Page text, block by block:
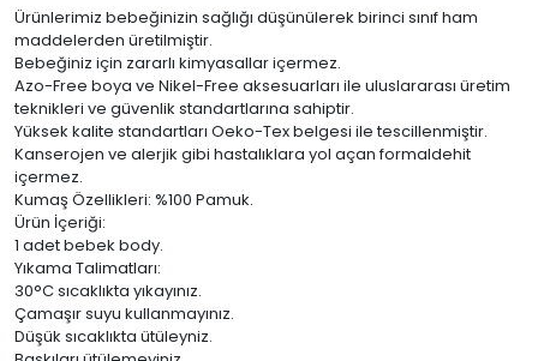
Ürünlerimiz bebeğinizin sağlığı düşünülerek birinci sınıf ham
maddelerden üretilmiştir.
Bebeğiniz için zararlı kimyasallar içermez.
Azo-Free boya ve Nikel-Free aksesuarları ile uluslararası üretim
teknikleri ve güvenlik standartlarına sahiptir.
Yüksek kalite standartları Oeko-Tex belgesi ile tescillenmiştir.
Kanserojen ve alerjik gibi hastalıklara yol açan formaldehit
içermez.
Kumaş Özellikleri: %100 Pamuk.
Ürün İçeriği:
1 adet bebek body.
Yıkama Talimatları:
30°C sıcaklıkta yıkayınız.
Çamaşır suyu kullanmayınız.
Düşük sıcaklıkta ütüleyniz.